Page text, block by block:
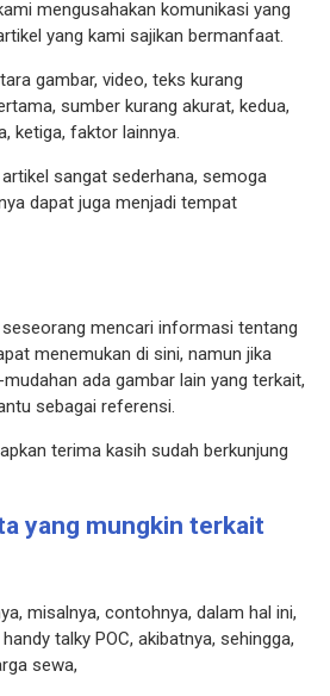
mengusahakan komunikasi yang
yang kami sajikan bermanfaat.
gambar, video, teks kurang
sumber kurang akurat, kedua,
ketiga, faktor lainnya.
sangat sederhana, semoga
dapat juga menjadi tempat
mencari informasi tentang
menemukan di sini, namun jika
ada gambar lain yang terkait,
sebagai referensi.
terima kasih sudah berkunjung
yang mungkin terkait
misalnya, contohnya, dalam hal ini,
talky POC, akibatnya, sehingga,
sewa,